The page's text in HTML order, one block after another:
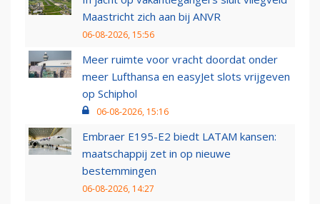
Maastricht zich aan bij ANVR
06-08-2026, 15:56
Meer ruimte voor vracht doordat onder
meer Lufthansa en easyJet slots vrijgeven
op Schiphol
06-08-2026, 15:16
Embraer E195-E2 biedt LATAM kansen:
maatschappij zet in op nieuwe
bestemmingen
06-08-2026, 14:27